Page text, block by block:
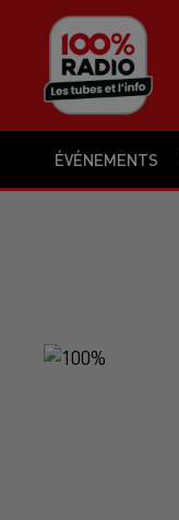
ÉVÉNEMENTS